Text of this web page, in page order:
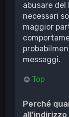
abusare
necessari
maggior
messaggi.
Top
Perché